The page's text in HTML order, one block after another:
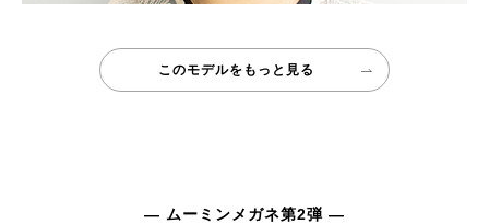
このモデルをもっと見る
— ムーミンメガネ第2弾 —